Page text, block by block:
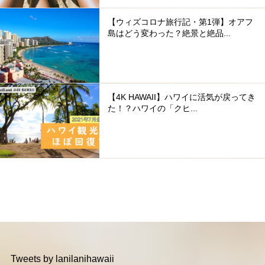
【ウィズコロナ旅行記・第1弾】オアフ
島はどう変わった？絶景と絶品...
【4K HAWAII】ハワイに活気が戻ってき
た！？ハワイの「クヒ...
Tweets by lanilanihawaii